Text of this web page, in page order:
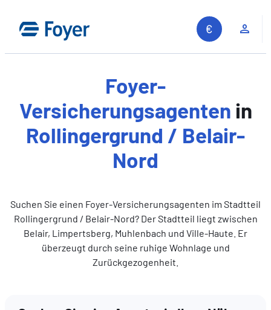
Inhalt
springen
Auf unserer Website suchen
Foyer-
Versicherungsagenten in
Rollingergrund / Belair-
Nord
Suchen Sie einen Foyer-Versicherungsagenten im Stadtteil
Rollingergrund / Belair-Nord? Der Stadtteil liegt zwischen
Belair, Limpertsberg, Muhlenbach und Ville-Haute. Er
überzeugt durch seine ruhige Wohnlage und
Zurückgezogenheit.